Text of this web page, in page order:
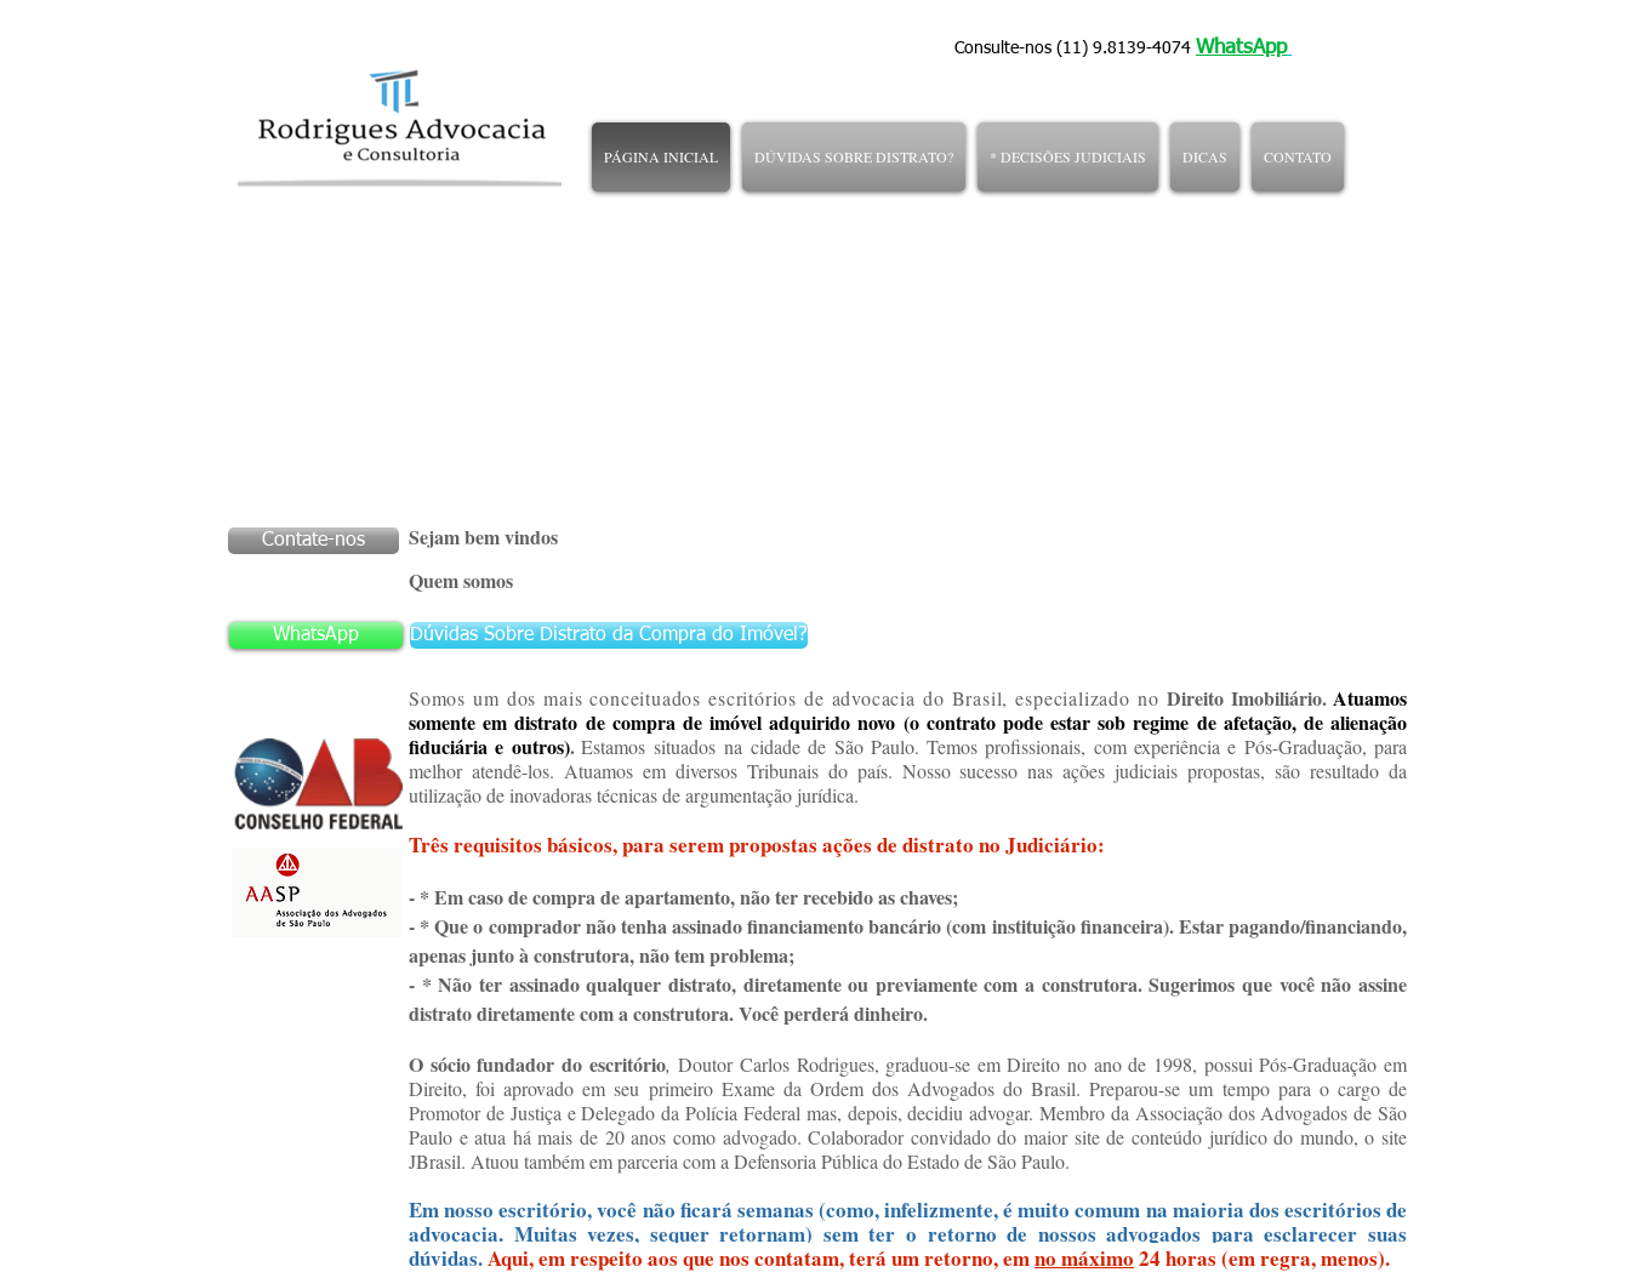
Consulte-nos (11) 9.8139-4074 WhatsApp
PÁGINA INICIAL DÚVIDAS SOBRE DISTRATO? * DECISÕES JUDICIAIS DICAS CONTATO
Contate-nos
WhatsApp
Sejam bem vindos
Quem somos
Somos um dos mais conceituados escritórios de advocacia do Brasil, especializado noDireito Imobiliário.Atuamos
somente em distrato de compra de imóvel adquirido novo (o contrato pode estar sob regime de afetação, de alienação
fiduciária e outros). Estamos situados na cidade de São Paulo. Temos profissionais, com experiência e Pós-Graduação, para
melhor atendê-los. Atuamos em diversos Tribunais do país. Nosso sucesso nas ações judiciais propostas, são resultado da
utilização de inovadoras técnicas de argumentação jurídica.
Três requisitos básicos, para serem propostas ações de distrato no Judiciário:
- * Em caso de compra de apartamento, não ter recebido as chaves;
- * Que o comprador não tenha assinado financiamento bancário (com instituição financeira). Estar pagando/financiando,
apenas junto à construtora, não tem problema;
- * Não ter assinado qualquer distrato, diretamente ou previamente com a construtora. Sugerimos que você não assine
distrato diretamente com a construtora. Você perderá dinheiro.
O sócio fundador do escritório, Doutor Carlos Rodrigues, graduou-se em Direito no ano de 1998, possui Pós-Graduação em
Direito, foi aprovado em seu primeiro Exame da Ordem dos Advogados do Brasil. Preparou-se um tempo para o cargo de
Promotor de Justiça e Delegado da Polícia Federal mas, depois, decidiu advogar. Membro da Associação dos Advogados de São
Paulo e atua há mais de 20 anos como advogado. Colaborador convidado do maior site de conteúdo jurídico do mundo, o site
JBrasil. Atuou também em parceria com a Defensoria Pública do Estado de São Paulo.
Em nosso escritório, você não ficará semanas (como, infelizmente, é muito comum na maioria dos escritórios de
advocacia. Muitas vezes, sequer retornam) sem ter o retorno de nossos advogados para esclarecer suas
dúvidas.Aqui, em respeito aos que nos contatam, terá um retorno, emno máximo 24 horas (em regra, menos).
Dúvidas Sobre Distrato da Compra do Imóvel?